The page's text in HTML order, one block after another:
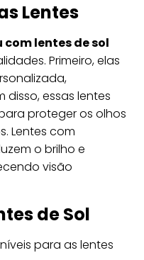
Lentes
lentes de sol
Primeiro, elas
disso, essas lentes
proteger os olhos
Lentes com
o brilho e
visão
de Sol
para as lentes